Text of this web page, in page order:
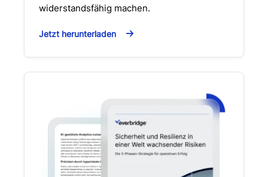
widerstandsfähig machen.
Jetzt herunterladen